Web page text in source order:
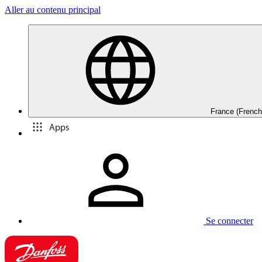
Aller au contenu principal
France
Apps
Se connecter